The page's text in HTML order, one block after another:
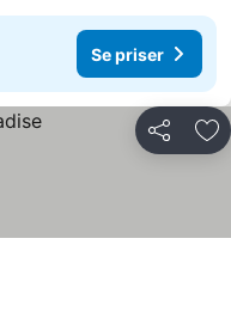
Se priser
Dela